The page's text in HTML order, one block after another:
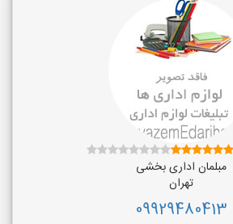
مبلمان اداری بخشی
تهران
09929480413